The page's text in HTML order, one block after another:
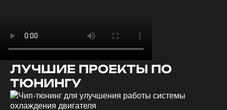
ЛУЧШИЕ ПРОЕКТЫ ПО
ТЮНИНГУ